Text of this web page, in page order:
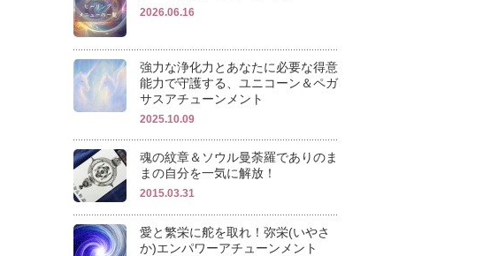
2026.06.16
強力な浄化力とあなたに必要な得意
能力で守護する、ユニコーン＆ペガ
サスアチューンメント
2025.10.09
魂の紋章＆ソウル曼荼羅でありのま
まの自分を一気に解放！
2015.03.31
愛と繁栄に舵を取れ！弥栄(いやさ
か)エンパワーアチューンメント